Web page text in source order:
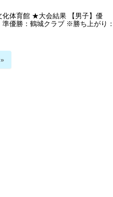
体育館 ★大会結果 【男子】優
優勝：鶴城クラブ ※勝ち上がり：